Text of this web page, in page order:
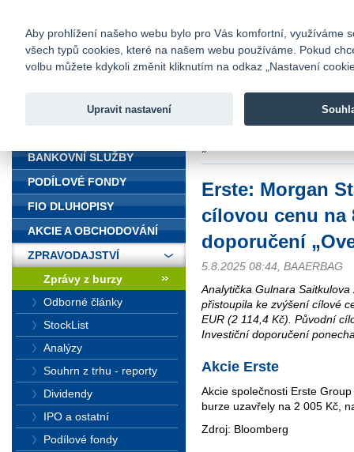
Fio banka
Fio banka
Erste: Morgan
cílovou cenu na
doporučení
5.8.2025 08:44, BAAERBAG
Analytička Gulnara
přistoupila ke zvýšení cílové
EUR (2 114,4 Kč). Původní
Investiční doporučení
Akcie Erste
Akcie společnosti Erste
burze uzavřely na 2 005 Kč,
Zdroj: Bloomberg
BANKOVNÍ SLUŽBY
PODÍLOVÉ FONDY
FIO DLUHOPISY
AKCIE A OBCHODOVÁNÍ
ZPRAVODAJSTVÍ
Zprávy z burzy
Odborné články
StockList
Analýzy
Souhrn z trhu - reporty
Dividendy
IPO a ostatní
Podílové fondy
Aby prohlížení našeho webu bylo pro Vás komfortní, využíváme
všech typů cookies, které na našem webu používáme. Pokud
volbu můžete kdykoli změnit kliknutím na odkaz „Nastavení
Upravit nastavení